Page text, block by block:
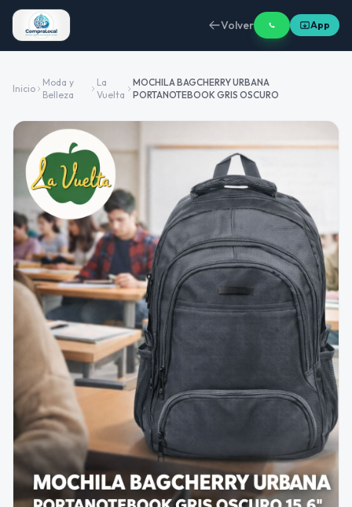
Volver App
Inicio
Moda y
Belleza
La
Vuelta
MOCHILA BAGCHERRY URBANA
PORTANOTEBOOK GRIS OSCURO